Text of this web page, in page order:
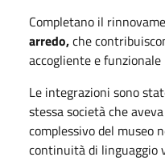
Completano il
arredo,che
accogliente e
Le integrazioni sono
stessa società che
complessivo del museo
continuità di linguaggio